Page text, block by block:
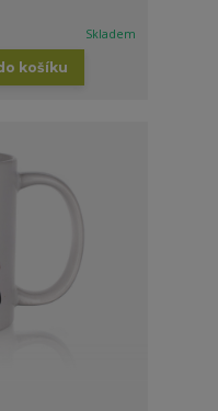
Skladem
košíku